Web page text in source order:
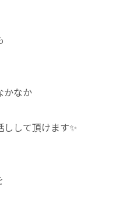
かなか
して頂けます✨